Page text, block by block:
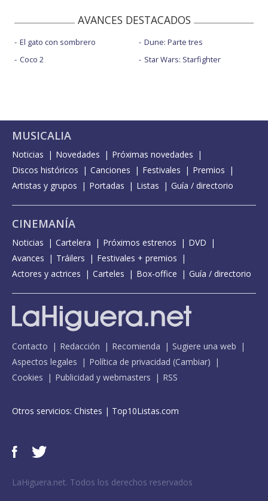
AVANCES DESTACADOS
El gato con sombrero
Coco 2
Dune: Parte tres
Star Wars: Starfighter
MUSICALIA
Noticias Novedades
Próximas novedades
Discos históricos
Canciones Festivales
Premios
Artistas y grupos
Portadas Listas Guía / directorio
CINEMANÍA
Noticias Cartelera Próximos estrenos
DVD
Avances
Tráilers
Festivales + premios
Actores y actrices
Carteles Box-office Guía / directorio
Contacto Redacción Recomienda
Sugiere una web
Aspectos legales
Política de privacidad (Cambiar)
Cookies
Publicidad y webmasters RSS
Otros servicios: Chistes | Top10Listas.com
LaHiguera.net. Todos los derechos reservados